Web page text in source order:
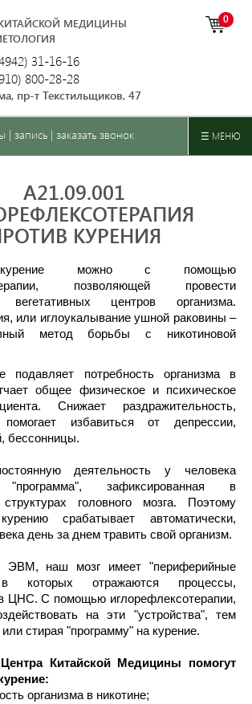
МЕДИЦИНЫ
31-16-16
0
800-28-28
пр-т Текстильщиков, 47
| запись| заказать звонок ☰ МЕНЮ
A21.09.001
КУРЕНИЯ
курение можно с помощью
позволяющей провести
вегетативных центров организма.
или иглоукалывание ушной раковины –
метод борьбы с никотиновой
подавляет потребность организма в
общее физическое и психическое
Снижает раздражительность,
помогает избавиться от депрессии,
бессонницы.
деятельность у человека
"программа", зафиксированная в
головного мозга. Поэтому
срабатывает автоматически,
день за днем травить свой организм.
ЭВМ, наш мозг имеет "периферийные
в которых отражаются процессы,
ЦНС. С помощью иглорефлексотерапии,
на эти "устройства", тем
стирая "программу" на курение.
Китайской Медицины помогут
организма в никотине;